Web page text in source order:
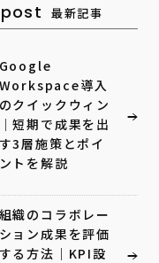
最新記事
Google
Workspace導入
のクイックウィン
｜短期で成果を出
す3層施策とポイ
ントを解説
組織のコラボレー
ション成果を評価
する方法｜KPI設